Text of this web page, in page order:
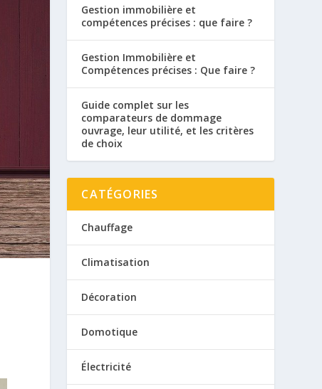
Gestion immobilière et
compétences précises : que faire ?
Gestion Immobilière et
Compétences précises : Que faire ?
Guide complet sur les
comparateurs de dommage
ouvrage, leur utilité, et les critères
de choix
CATÉGORIES
Chauffage
Climatisation
Décoration
Domotique
Électricité